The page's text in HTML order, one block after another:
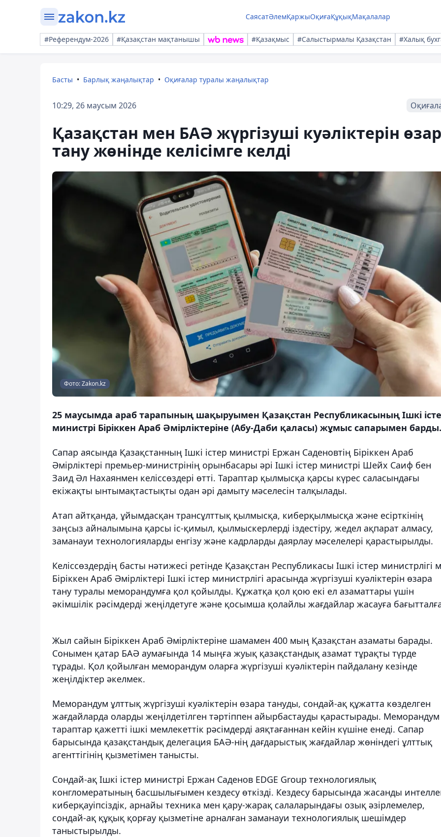
СаясатӘлемҚаржыОқиғаҚұқықМақалалар
#Референдум-2026 #Қазақстан мақтанышы #Қазақмыс #Салыстырмалы Қазақстан #Халық
Басты Барлық жаңалықтар Оқиғалар туралы жаңалықтар
10:29, 26 маусым 2026
Қазақстан мен БАӘ жүргізуші куәліктерін
тану жөнінде келісімге келді
Фото: Zakon.kz
25 маусымда араб тарапының шақыруымен Қазақстан Республикасының Ішкі
министрі Біріккен Араб Әмірліктеріне (Абу-Даби қаласы) жұмыс сапарымен барды.
Сапар аясында Қазақстанның Ішкі істер министрі Ержан Саденовтің Біріккен Араб
Әмірліктері премьер-министрінің орынбасары әрі Ішкі істер министрі Шейх Саиф бен
Заид Әл Нахаянмен келіссөздері өтті. Тараптар қылмысқа қарсы күрес саласындағы
екіжақты ынтымақтастықты одан әрі дамыту мәселесін талқылады.
Атап айтқанда, ұйымдасқан трансұлттық қылмысқа, киберқылмысқа және есірткінің
заңсыз айналымына қарсы іс-қимыл, қылмыскерлерді іздестіру, жедел ақпарат алмасу,
заманауи технологияларды енгізу және кадрларды даярлау мәселелері қарастырылды.
Келіссөздердің басты нәтижесі ретінде Қазақстан Республикасы Ішкі істер министрлігі
Біріккен Араб Әмірліктері Ішкі істер министрлігі арасында жүргізуші куәліктерін өзара
тану туралы меморандумға қол қойылды. Құжатқа қол қою екі ел азаматтары үшін
әкімшілік рәсімдерді жеңілдетуге және қосымша қолайлы жағдайлар жасауға
Жыл сайын Біріккен Араб Әмірліктеріне шамамен 400 мың Қазақстан азаматы барады.
Сонымен қатар БАӘ аумағында 14 мыңға жуық қазақстандық азамат тұрақты түрде
тұрады. Қол қойылған меморандум оларға жүргізуші куәліктерін пайдалану кезінде
жеңілдіктер әкелмек.
Меморандум ұлттық жүргізуші куәліктерін өзара тануды, сондай-ақ құжатта көзделген
жағдайларда оларды жеңілдетілген тәртіппен айырбастауды қарастырады. Меморандум
тараптар қажетті ішкі мемлекеттік рәсімдерді аяқтағаннан кейін күшіне енеді. Сапар
барысында қазақстандық делегация БАӘ-нің дағдарыстық жағдайлар жөніндегі ұлттық
агенттігінің қызметімен танысты.
Сондай-ақ Ішкі істер министрі Ержан Саденов EDGE Group технологиялық
конгломератының басшылығымен кездесу өткізді. Кездесу барысында жасанды
киберқауіпсіздік, арнайы техника мен қару-жарақ салаларындағы озық әзірлемелер,
сондай-ақ құқық қорғау қызметіне арналған заманауи технологиялық шешімдер
таныстырылды.